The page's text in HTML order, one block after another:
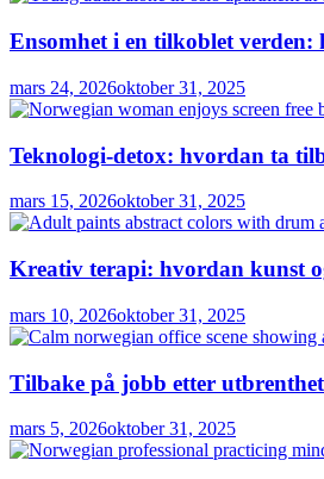
Ensomhet i en tilkoblet verden:
mars 24, 2026oktober 31, 2025
Teknologi-detox: hvordan ta
mars 15, 2026oktober 31, 2025
Kreativ terapi: hvordan kunst
mars 10, 2026oktober 31, 2025
Tilbake på jobb etter
mars 5, 2026oktober 31, 2025